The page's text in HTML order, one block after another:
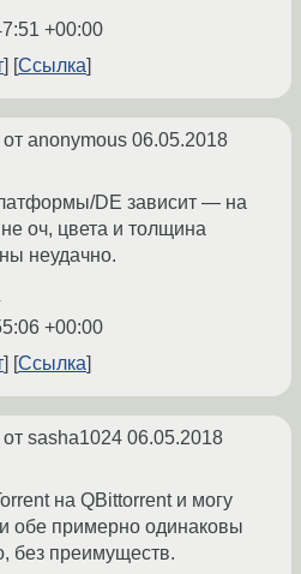
+00:00
Ссылка
от anonymous 06.05.2018
DE зависит — на
оч, цвета и толщина
неудачно.
+00:00
Ссылка
от sasha1024 06.05.2018
на QBittorrent и могу
обе примерно одинаковы
без преимуществ.